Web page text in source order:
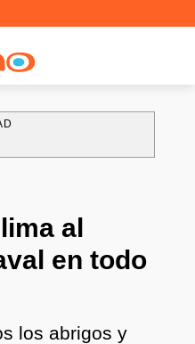
al
en todo
los abrigos y